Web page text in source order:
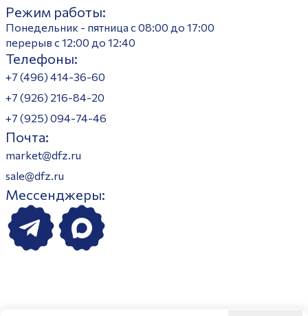
Режим работы:
Понедельник - пятница с 08:00 до 17:00
перерыв с 12:00 до 12:40
Телефоны:
+7 (496) 414-36-60
+7 (926) 216-84-20
+7 (925) 094-74-46
Почта:
market@dfz.ru
sale@dfz.ru
Мессенджеры: